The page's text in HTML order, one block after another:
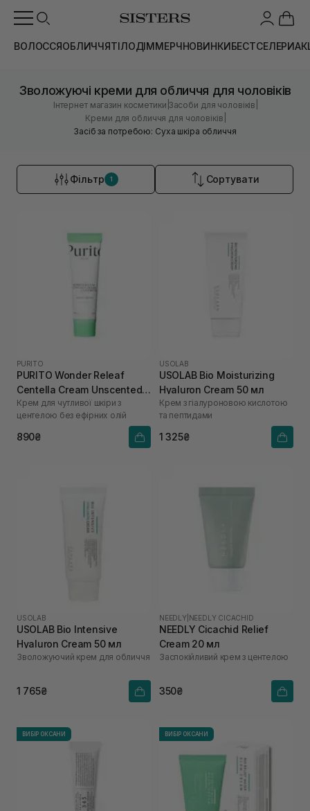
ВОЛОССЯОБЛИЧЧЯТІЛОДІММЕРЧНОВИНКИБЕСТСЕЛЕРИ
Зволожуючі креми для обличчя для чоловіків
Інтернет магазин косметики Засоби для чоловіків
Креми для обличчя для чоловіків
Засіб за потребою: Суха шкіра обличчя
Фільтр 1 Сортувати
PURITO
PURITO Wonder Releaf
Centella Cream Unscented
50 мл
Крем для чутливої шкіри з
центелою без ефірних олій
890₴
USOLAB
USOLAB Bio Moisturizing
Hyaluron Cream 50 мл
Крем з гіалуроновою кислотою
та пептидами
1 325₴
USOLAB
USOLAB Bio Intensive
Hyaluron Cream 50 мл
Зволожуючий крем для обличчя
1 765₴
NEEDLY NEEDLY CICACHID
NEEDLY Cicachid Relief
Cream 20 мл
Заспокійливий крем з центелою
350₴
ВИБІР ОКСАНИ ВИБІР ОКСАНИ